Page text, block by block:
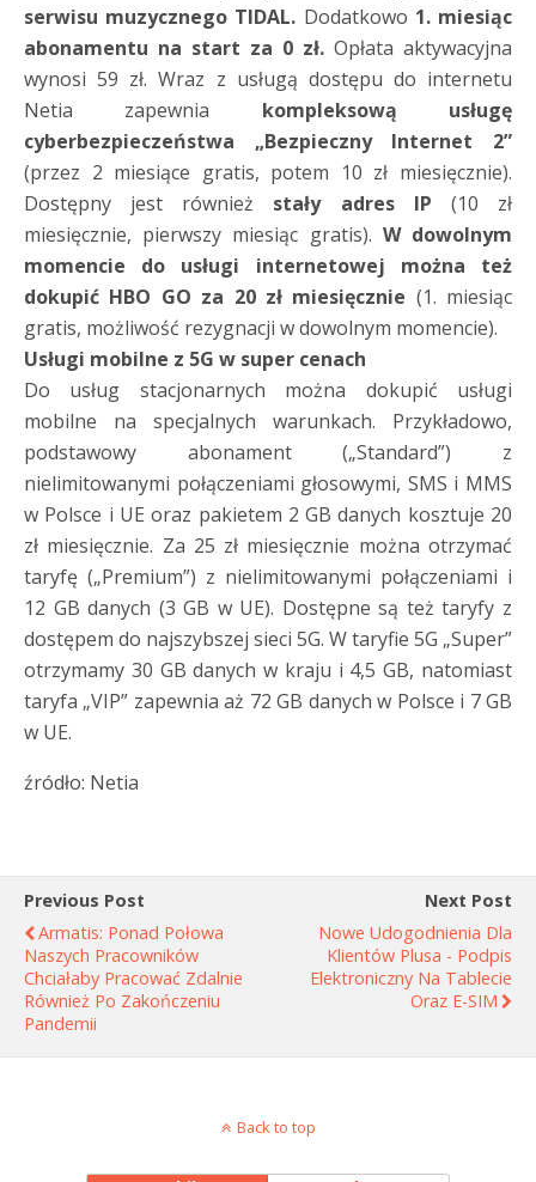
serwisu muzycznego TIDAL. Dodatkowo 1. miesiąc
abonamentu na start za 0 zł. Opłata aktywacyjna
wynosi 59 zł. Wraz z usługą dostępu do internetu
Netia zapewnia kompleksową usługę
cyberbezpieczeństwa „Bezpieczny Internet 2”
(przez 2 miesiące gratis, potem 10 zł miesięcznie).
Dostępny jest również stały adres IP (10 zł
miesięcznie, pierwszy miesiąc gratis). W dowolnym
momencie do usługi internetowej można też
dokupić HBO GO za 20 zł miesięcznie (1. miesiąc
gratis, możliwość rezygnacji w dowolnym momencie).
Usługi mobilne z 5G w super cenach
Do usług stacjonarnych można dokupić usługi
mobilne na specjalnych warunkach. Przykładowo,
podstawowy abonament („Standard”) z
nielimitowanymi połączeniami głosowymi, SMS i MMS
w Polsce i UE oraz pakietem 2 GB danych kosztuje 20
zł miesięcznie. Za 25 zł miesięcznie można otrzymać
taryfę („Premium”) z nielimitowanymi połączeniami i
12 GB danych (3 GB w UE). Dostępne są też taryfy z
dostępem do najszybszej sieci 5G. W taryfie 5G „Super”
otrzymamy 30 GB danych w kraju i 4,5 GB, natomiast
taryfa „VIP” zapewnia aż 72 GB danych w Polsce i 7 GB
w UE.
źródło: Netia
Previous Post
Armatis: Ponad Połowa
Naszych Pracowników
Chciałaby Pracować Zdalnie
Również Po Zakończeniu
Pandemii
Next Post
Nowe Udogodnienia Dla
Klientów Plusa - Podpis
Elektroniczny Na Tablecie
Oraz E-SIM
Back to top